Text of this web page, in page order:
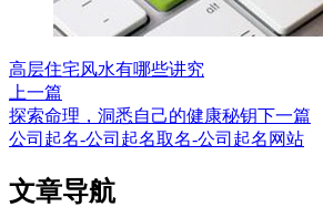
高层住宅风水有哪些讲究
上一篇
探索命理，洞悉自己的健康秘钥下一篇
公司起名-公司起名取名-公司起名网站
文章导航